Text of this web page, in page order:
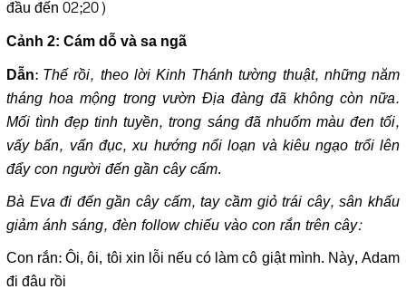
đầu đến 02;20)
Cảnh 2: Cám dỗ và sa ngã
Dẫn: Thế rồi, theo lời Kinh Thánh tường thuật, những năm
tháng hoa mộng trong vườn Địa đàng đã không còn nữa.
Mối tình đẹp tinh tuyền, trong sáng đã nhuốm màu đen tối,
vấy bẩn, vẩn đục, xu hướng nổi loạn và kiêu ngạo trổi lên
đẩy con người đến gần cây cấm.
Bà Eva đi đến gần cây cấm, tay cầm giỏ trái cây, sân khấu
giảm ánh sáng, đèn follow chiếu vào con rắn trên cây:
Con rắn: Ôi, ôi, tôi xin lỗi nếu có làm cô giật mình. Này, Adam
đi đâu rồi